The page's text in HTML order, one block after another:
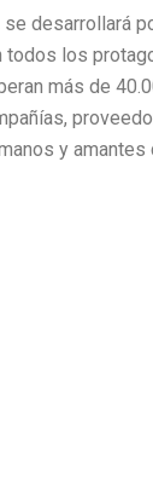
desarrollará
los
más de
y amantes